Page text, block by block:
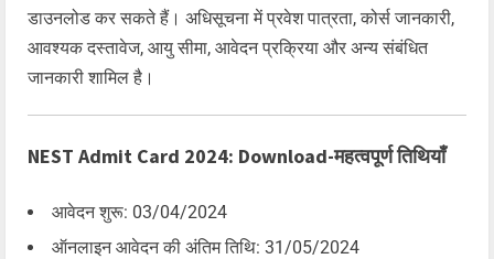
डाउनलोड कर सकते हैं। अधिसूचना में प्रवेश पात्रता, कोर्स जानकारी,
आवश्यक दस्तावेज, आयु सीमा, आवेदन प्रक्रिया और अन्य संबंधित
जानकारी शामिल है।
NEST Admit Card 2024: Download-महत्वपूर्ण तिथियाँ
आवेदन शुरू: 03/04/2024
ऑनलाइन आवेदन की अंतिम तिथि: 31/05/2024